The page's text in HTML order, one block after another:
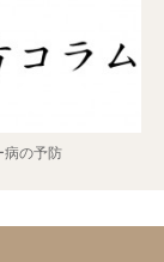
病の予防